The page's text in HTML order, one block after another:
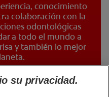
conocimiento
colaboración con la
odontológicas
a todo el mundo a
y también lo mejor
su privacidad.